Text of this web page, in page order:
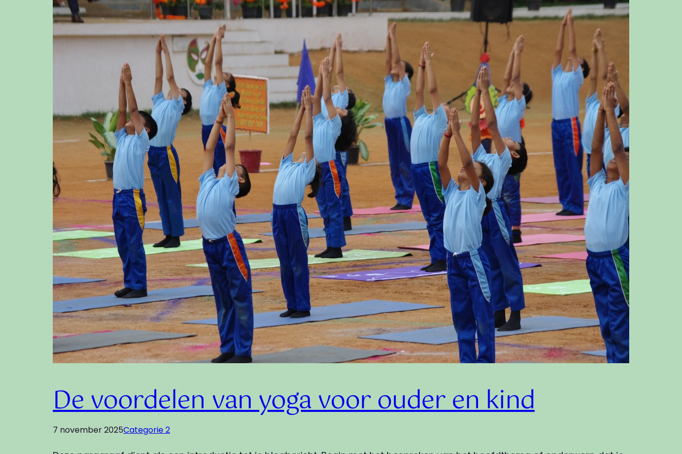
De voordelen van yoga voor ouder en kind
7 november 2025Categorie 2